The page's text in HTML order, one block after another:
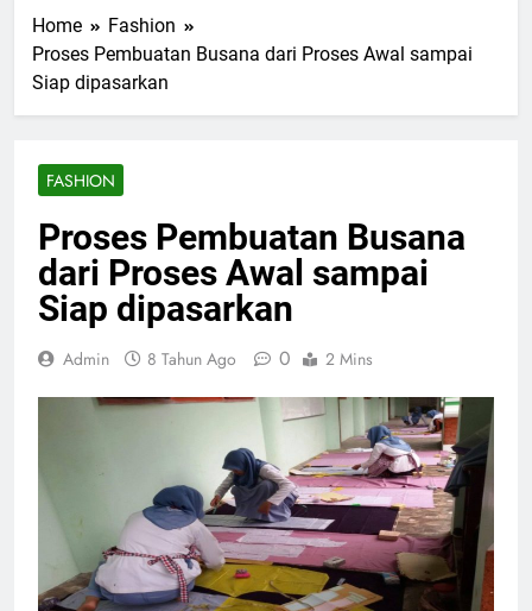
Home
Fashion
Proses Pembuatan Busana dari Proses Awal sampai
Siap dipasarkan
FASHION
Proses Pembuatan Busana
dari Proses Awal sampai
Siap dipasarkan
Admin 8 Tahun Ago 0 2 Mins